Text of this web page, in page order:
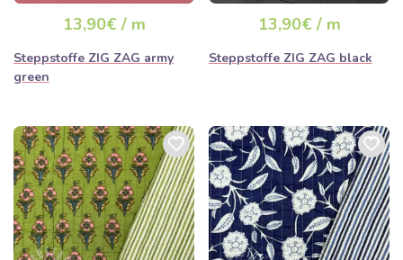
ausverkauft sein
13,90€ / m
Steppstoffe ZIG ZAG army
green
13,90€ / m
Steppstoffe ZIG ZAG black